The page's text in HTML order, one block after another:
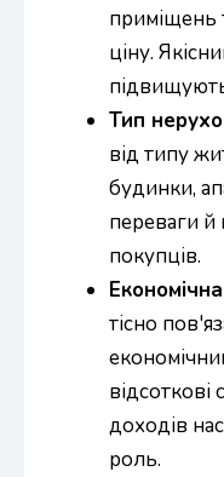
приміщень
ціну.
Тип
від типу
будинки,
переваги
покупців.
тісно
відсоткові
доходів
роль.